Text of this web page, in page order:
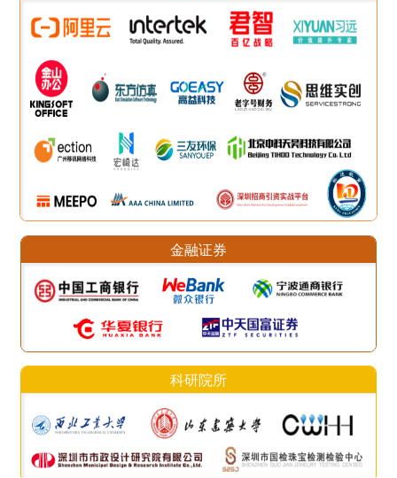
金融证券
科研院所